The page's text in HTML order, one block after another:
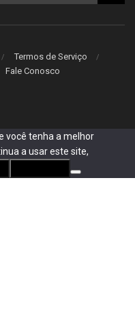
Termos de Serviço
Fale Conosco
você tenha a melhor
a usar este site,